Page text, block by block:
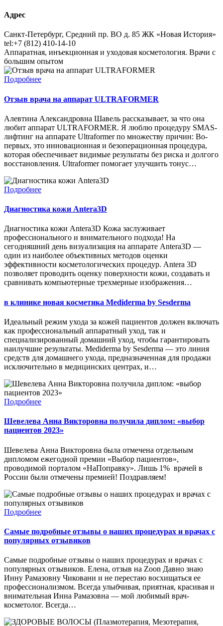
Адрес
Санкт-Петербург, Средний пр. ВО д. 85 ЖК «Новая История»
tel:+7 (812) 410-14-10
Аппаратная, инъекционная и уходовая косметология. Врачи с
большим опытом
Подробнее
Отзыв врача на аппарат ULTRAFORMER
Алевтина Александровна Шавель рассказывает, за что она
любит аппарат ULTRAFORMER. Я люблю процедуру SMAS-
лифтинг на аппарате Ultraformer по множеству причин: Во-
первых, это инновационная и безоперационная процедура,
которая обеспечивает видимые результаты без риска и долгого
восстановления. Ultraformer помогает улучшить тонус…
Подробнее
Диагностика кожи Antera3D
Диагностика кожи Antera3D Кожа заслуживает
профессионального и внимательного подхода! На
сегодняшний день визуализация на аппарате Antera3D —
один из наиболее объективных методов оценки
эффективности косметологических процедур. Antera 3D
позволяет проводить оценку поверхности кожи, создавать и
сравнивать компьютерные трехмерные изображения…
в клинике новая косметика Mediderma by Sesderma
Идеальный режим ухода за кожей пациентов должен включать
как профессиональный аппаратный уход, так и
специализированный домашний уход, чтобы гарантировать
наилучшие результаты. Mediderma by Sesderma — это линия
средств для домашнего ухода, предназначенная для продажи
исключительно в медицинских центрах, и…
Подробнее
Шевелева Анна Викторовна получила диплом: «выбор
пациентов 2023»
Шевелева Анна Викторовна была отмечена отдельным
дипломом ежегодной премии «Выбор пациентов»,
проводимой порталом «НаПоправку». Лишь 1% врачей в
России были отмечены премией! Поздравляем!
Подробнее
Самые подробные отзывы о наших процедурах и врачах с
популярных отзывиков
Самые подробные отзывы о наших процедурах и врачах с
популярных отзывиков. Елена, отзыв на Zoon Давно знаю
Инну Рамазовну Чиковани и не перестаю восхищаться ее
профессионализмом. Всегда улыбчивая, приятная, красивая и
внимательная Инна Рамазовна — мой любимый врач-
косметолог. Вcегда…